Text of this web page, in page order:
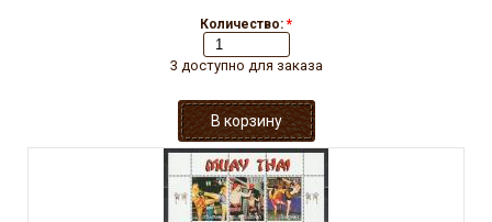
Количество: *
3 доступно для заказа